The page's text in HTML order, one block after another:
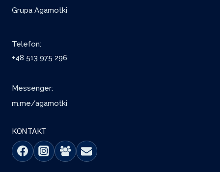
Grupa Agamotki
Telefon:
+48 513 975 296
Messenger:
m.me/agamotki
KONTAKT